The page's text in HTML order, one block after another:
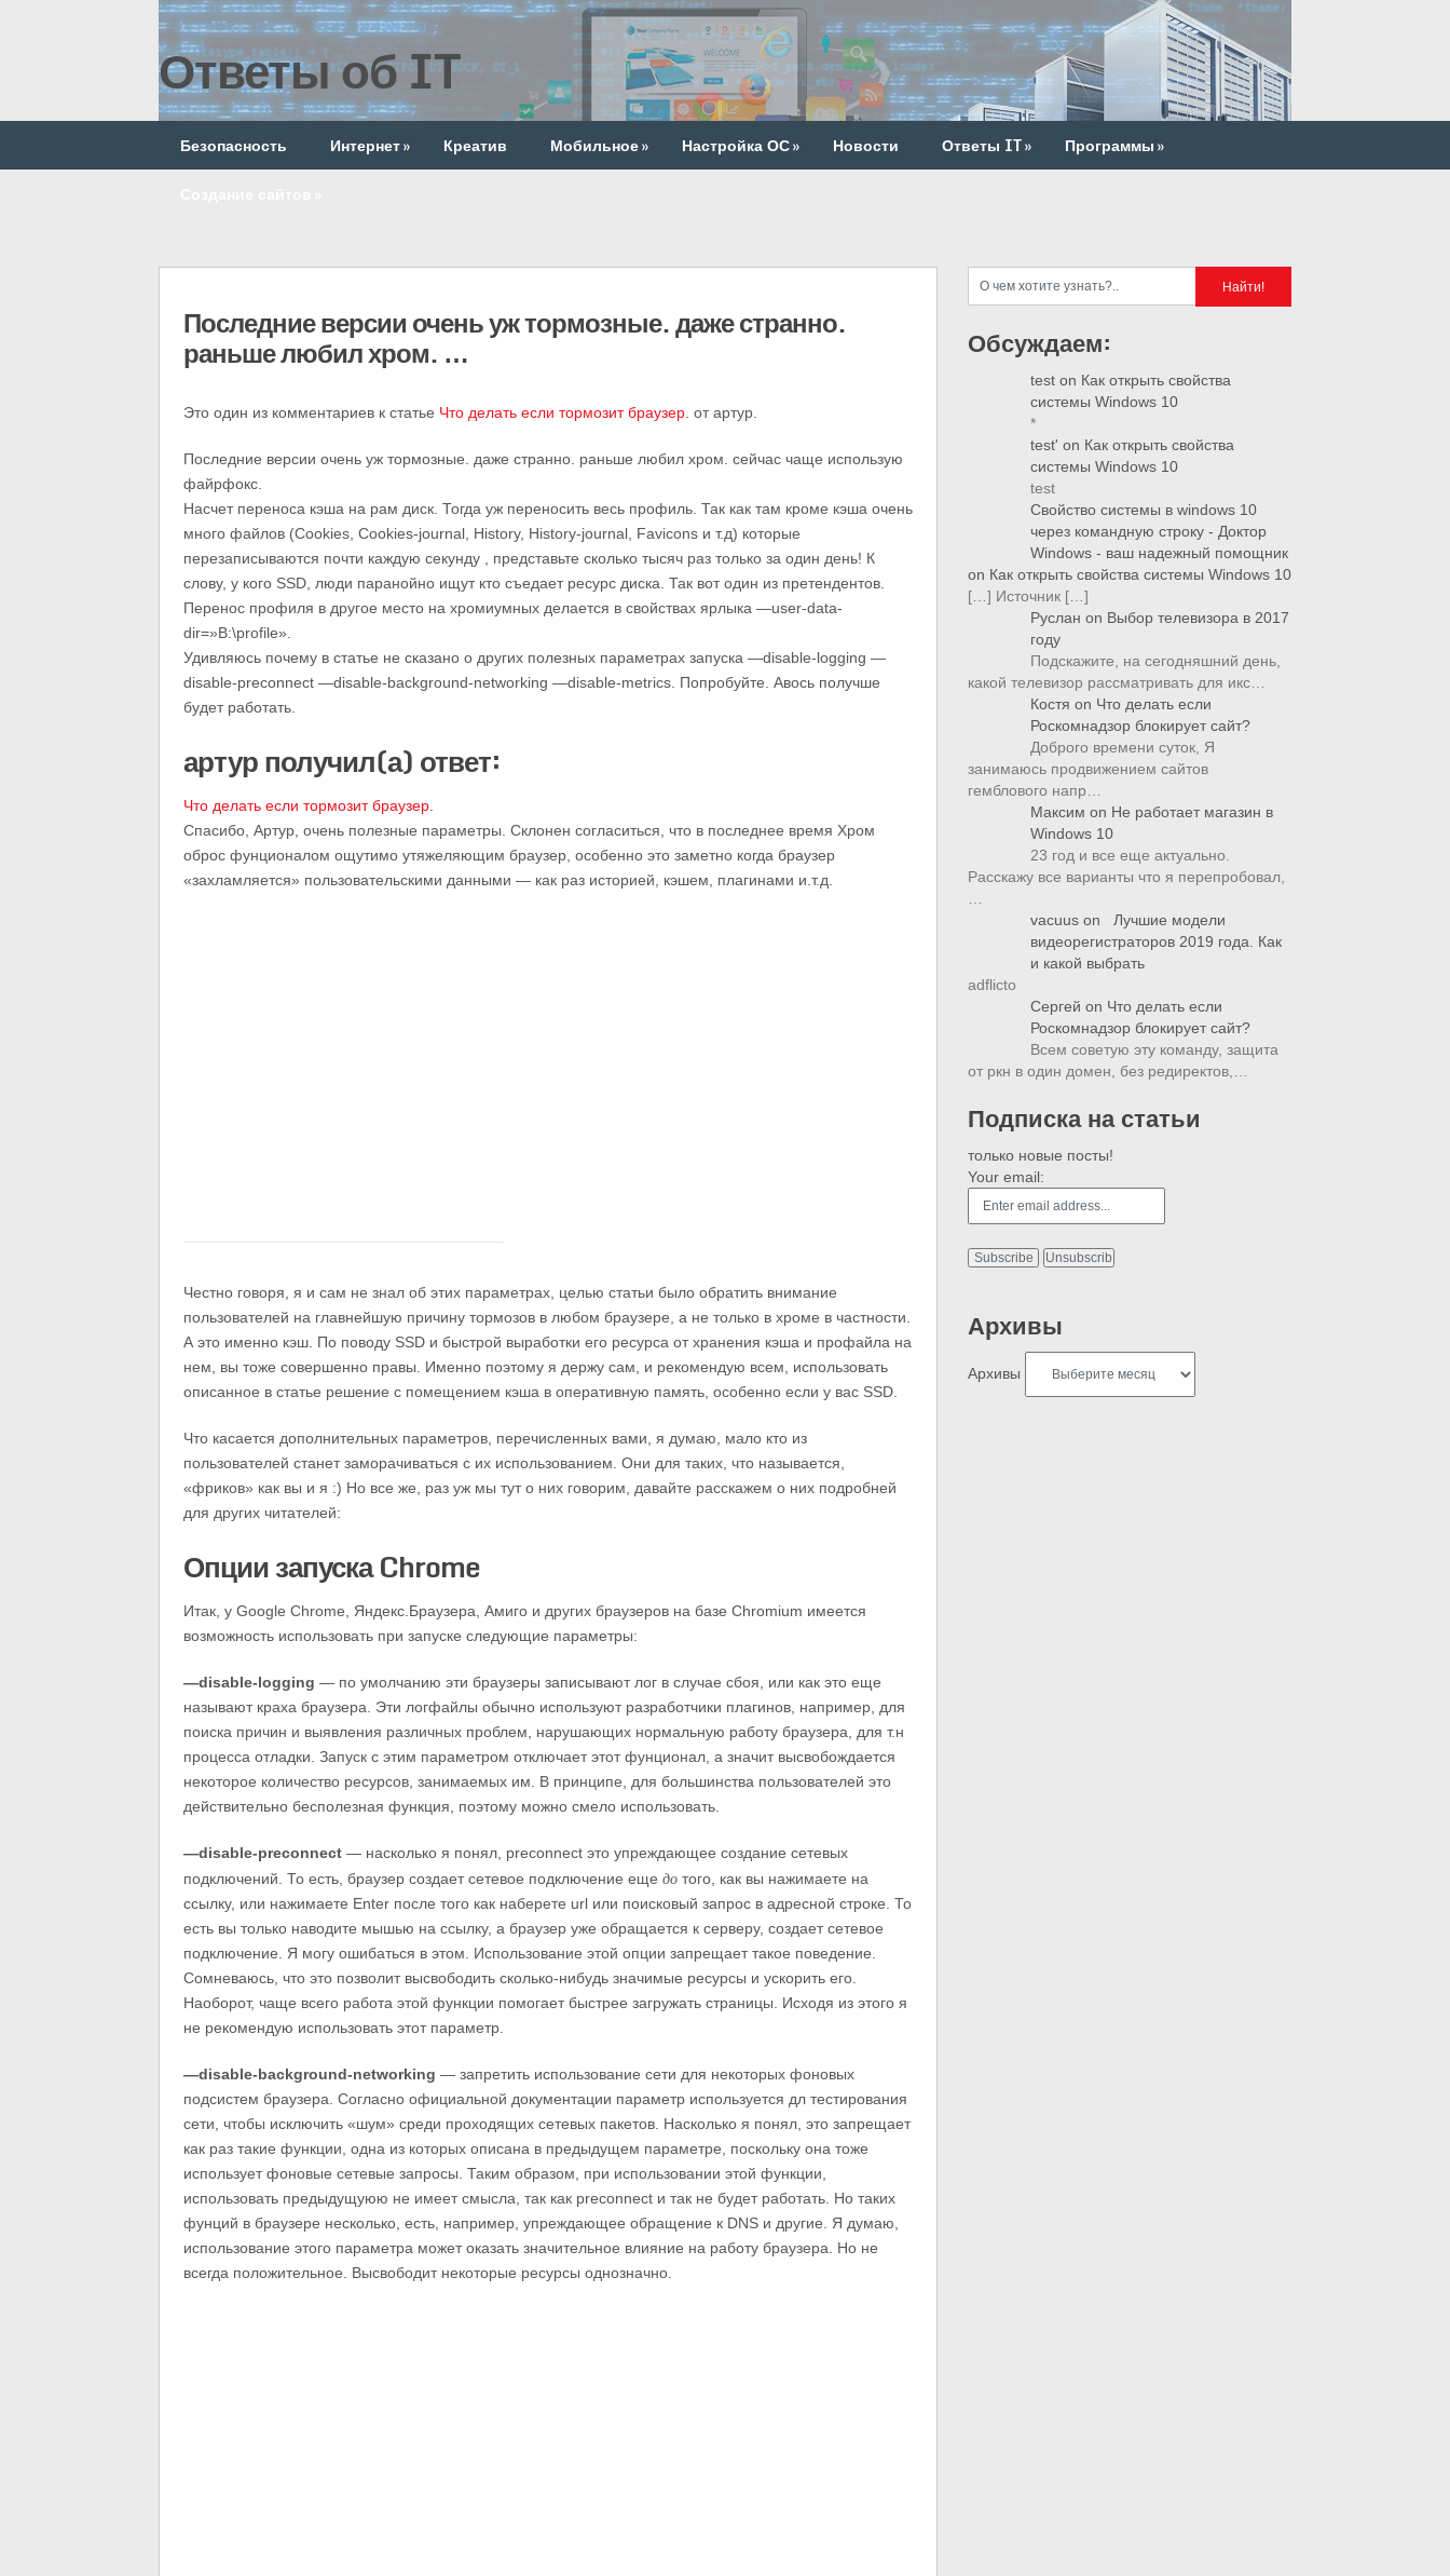
Ответы об IT
Безопасность Интернет» Креатив Мобильное» Настройка ОС» Новости Ответы IT» Программы»
Последние версии очень уж тормозные. даже странно.
раньше любил хром. …
Это один из комментариев к статье Что делать если тормозит браузер. от артур.
Последние версии очень уж тормозные. даже странно. раньше любил хром. сейчас чаще использую
файрфокс.
Насчет переноса кэша на рам диск. Тогда уж переносить весь профиль. Так как там кроме кэша очень
много файлов (Cookies, Cookies-journal, History, History-journal, Favicons и т.д) которые
перезаписываются почти каждую секунду , представьте сколько тысяч раз только за один день! К
слову, у кого SSD, люди паранойно ищут кто съедает ресурс диска. Так вот один из претендентов.
Перенос профиля в другое место на хромиумных делается в свойствах ярлыка —user-data-
dir=»B:\profile».
Удивляюсь почему в статье не сказано о других полезных параметрах запуска —disable-logging —
disable-preconnect —disable-background-networking —disable-metrics. Попробуйте. Авось получше
будет работать.
артур получил(а) ответ:
Что делать если тормозит браузер.
Спасибо, Артур, очень полезные параметры. Склонен согласиться, что в последнее время Хром
оброс фунционалом ощутимо утяжеляющим браузер, особенно это заметно когда браузер
«захламляется» пользовательскими данными — как раз историей, кэшем, плагинами и.т.д.
Честно говоря, я и сам не знал об этих параметрах, целью статьи было обратить внимание
пользователей на главнейшую причину тормозов в любом браузере, а не только в хроме в частности.
А это именно кэш. По поводу SSD и быстрой выработки его ресурса от хранения кэша и профайла на
нем, вы тоже совершенно правы. Именно поэтому я держу сам, и рекомендую всем, использовать
описанное в статье решение с помещением кэша в оперативную память, особенно если у вас SSD.
Что касается дополнительных параметров, перечисленных вами, я думаю, мало кто из
пользователей станет заморачиваться с их использованием. Они для таких, что называется,
«фриков» как вы и я :) Но все же, раз уж мы тут о них говорим, давайте расскажем о них подробней
для других читателей:
Опции запуска Chrome
Итак, у Google Chrome, Яндекс.Браузера, Амиго и других браузеров на базе Chromium имеется
возможность использовать при запуске следующие параметры:
—disable-logging — по умолчанию эти браузеры записывают лог в случае сбоя, или как это еще
называют краха браузера. Эти логфайлы обычно используют разработчики плагинов, например, для
поиска причин и выявления различных проблем, нарушающих нормальную работу браузера, для т.н
процесса отладки. Запуск с этим параметром отключает этот фунционал, а значит высвобождается
некоторое количество ресурсов, занимаемых им. В принципе, для большинства пользователей это
действительно бесполезная функция, поэтому можно смело использовать.
—disable-preconnect — насколько я понял, preconnect это упреждающее создание сетевых
подключений. То есть, браузер создает сетевое подключение еще до того, как вы нажимаете на
ссылку, или нажимаете Enter после того как наберете url или поисковый запрос в адресной строке. То
есть вы только наводите мышью на ссылку, а браузер уже обращается к серверу, создает сетевое
подключение. Я могу ошибаться в этом. Использование этой опции запрещает такое поведение.
Сомневаюсь, что это позволит высвободить сколько-нибудь значимые ресурсы и ускорить его.
Наоборот, чаще всего работа этой функции помогает быстрее загружать страницы. Исходя из этого я
не рекомендую использовать этот параметр.
—disable-background-networking — запретить использование сети для некоторых фоновых
подсистем браузера. Согласно официальной документации параметр используется дл тестирования
сети, чтобы исключить «шум» среди проходящих сетевых пакетов. Насколько я понял, это запрещает
как раз такие функции, одна из которых описана в предыдущем параметре, поскольку она тоже
использует фоновые сетевые запросы. Таким образом, при использовании этой функции,
использовать предыдущуюю не имеет смысла, так как preconnect и так не будет работать. Но таких
фунций в браузере несколько, есть, например, упреждающее обращение к DNS и другие. Я думаю,
использование этого параметра может оказать значительное влияние на работу браузера. Но не
всегда положительное. Высвободит некоторые ресурсы однозначно.
Обсуждаем:
test on Как открыть свойства
системы Windows 10
*
test' on Как открыть свойства
системы Windows 10
test
Свойство системы в windows 10
через командную строку - Доктор
Windows - ваш надежный помощник
on Как открыть свойства системы Windows 10
[…] Источник […]
Руслан on Выбор телевизора в 2017
году
Подскажите, на сегодняшний день,
какой телевизор рассматривать для икс…
Костя on Что делать если
Роскомнадзор блокирует сайт?
Доброго времени суток, Я
занимаюсь продвижением сайтов
гемблового напр…
Максим on Не работает магазин в
Windows 10
23 год и все еще актуально.
Расскажу все варианты что я перепробовал,
vacuus on
Лучшие модели
видеорегистраторов 2019 года. Как
и какой выбрать
adflicto
Сергей on Что делать если
Роскомнадзор блокирует сайт?
Всем советую эту команду, защита
от ркн в один домен, без редиректов,…
Подписка на статьи
только новые посты!
Your email:
Архивы
Архивы